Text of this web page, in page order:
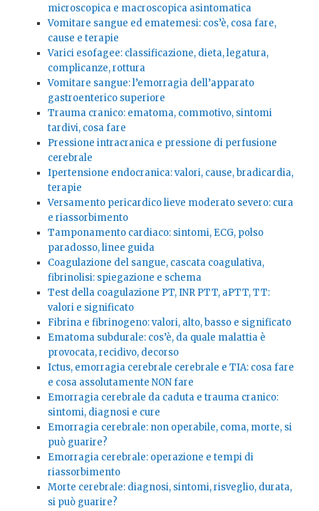
microscopica e macroscopica asintomatica
Vomitare sangue ed ematemesi: cos’è, cosa fare,
cause e terapie
Varici esofagee: classificazione, dieta, legatura,
complicanze, rottura
Vomitare sangue: l’emorragia dell’apparato
gastroenterico superiore
Trauma cranico: ematoma, commotivo, sintomi
tardivi, cosa fare
Pressione intracranica e pressione di perfusione
cerebrale
Ipertensione endocranica: valori, cause, bradicardia,
terapie
Versamento pericardico lieve moderato severo: cura
e riassorbimento
Tamponamento cardiaco: sintomi, ECG, polso
paradosso, linee guida
Coagulazione del sangue, cascata coagulativa,
fibrinolisi: spiegazione e schema
Test della coagulazione PT, INR PTT, aPTT, TT:
valori e significato
Fibrina e fibrinogeno: valori, alto, basso e significato
Ematoma subdurale: cos’è, da quale malattia è
provocata, recidivo, decorso
Ictus, emorragia cerebrale cerebrale e TIA: cosa fare
e cosa assolutamente NON fare
Emorragia cerebrale da caduta e trauma cranico:
sintomi, diagnosi e cure
Emorragia cerebrale: non operabile, coma, morte, si
può guarire?
Emorragia cerebrale: operazione e tempi di
riassorbimento
Morte cerebrale: diagnosi, sintomi, risveglio, durata,
si può guarire?